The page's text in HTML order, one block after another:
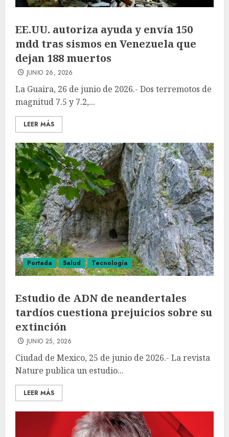
EE.UU. autoriza ayuda y envía 150
mdd tras sismos en Venezuela que
dejan 188 muertos
JUNIO 26, 2026
La Guaira, 26 de junio de 2026.- Dos terremotos de
magnitud 7.5 y 7.2,...
LEER MÁS
Portada Salud Tecnología
Estudio de ADN de neandertales
tardíos cuestiona prejuicios sobre su
extinción
JUNIO 25, 2026
Ciudad de Mexico, 25 de junio de 2026.- La revista
Nature publica un estudio...
LEER MÁS